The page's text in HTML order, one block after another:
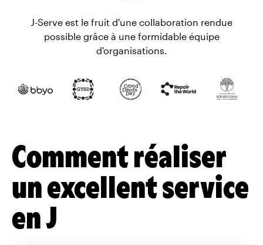
J-Serve est le fruit d'une collaboration rendue
possible grâce à une formidable équipe
d'organisations.‍
Comment réaliser
un excellent service
en J